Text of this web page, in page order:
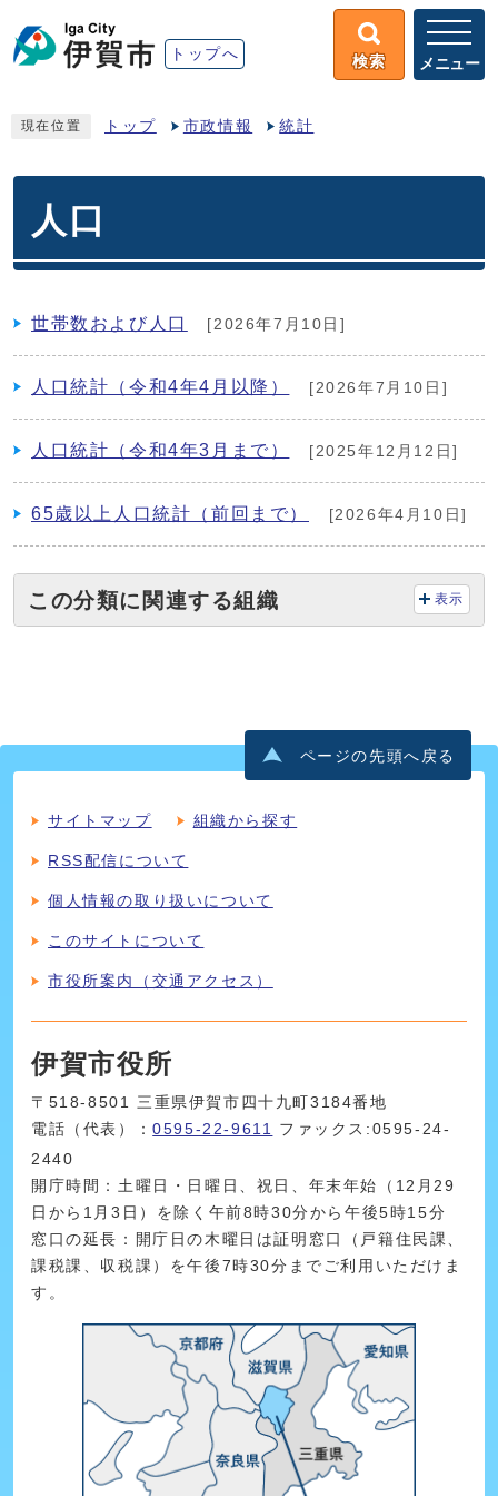
トップへ 検索 メニュー
現在位置 トップ 市政情報 統計
人口
世帯数および人口 [2026年7月10日]
人口統計（令和4年4月以降） [2026年7月10日]
人口統計（令和4年3月まで） [2025年12月12日]
65歳以上人口統計（前回まで） [2026年4月10日]
この分類に関連する組織 表示
ページの先頭へ戻る
サイトマップ 組織から探す
RSS配信について
個人情報の取り扱いについて
このサイトについて
市役所案内（交通アクセス）
伊賀市役所
〒518-8501 三重県伊賀市四十九町3184番地
電話（代表）：0595-22-9611
ファックス:0595-24-
2440
開庁時間：土曜日・日曜日、祝日、年末年始（12月29
日から1月3日）を除く午前8時30分から午後5時15分
窓口の延長：開庁日の木曜日は証明窓口（戸籍住民課、
課税課、収税課）を午後7時30分までご利用いただけま
す。